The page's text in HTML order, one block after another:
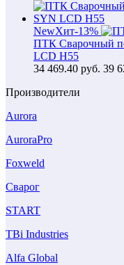
NewХит-13%
ПТК Сварочный
LCD H55
34 469.40 руб. 39
Производители
Aurora
AuroraPro
Foxweld
Сварог
START
TBi Industries
Alfa Global